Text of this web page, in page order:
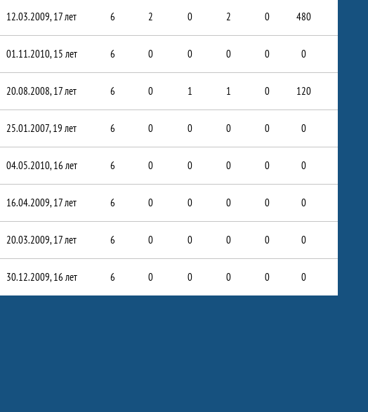
12.03.2009, 17 лет 6 2 0 2 0 480
01.11.2010, 15 лет 6 0 0 0 0 0
20.08.2008, 17 лет 6 0 1 1 0 120
25.01.2007, 19 лет 6 0 0 0 0 0
04.05.2010, 16 лет 6 0 0 0 0 0
16.04.2009, 17 лет 6 0 0 0 0 0
20.03.2009, 17 лет 6 0 0 0 0 0
30.12.2009, 16 лет 6 0 0 0 0 0